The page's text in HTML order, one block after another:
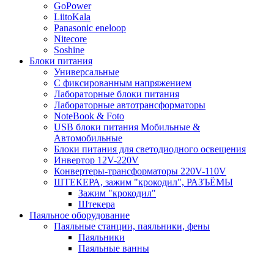
GoPower
LiitoKala
Panasonic eneloop
Nitecore
Soshine
Блоки питания
Универсальные
C фиксированным напряжением
Лабораторные блоки питания
Лабораторные автотрансформаторы
NoteBook & Foto
USB блоки питания Мобильные &
Автомобильные
Блоки питания для светодиодного освещения
Инвертор 12V-220V
Конвертеры-трансформаторы 220V-110V
ШТЕКЕРА, зажим "крокодил", РАЗЪЁМЫ
Зажим "крокодил"
Штекера
Паяльное оборудование
Паяльные станции, паяльники, фены
Паяльники
Паяльные ванны